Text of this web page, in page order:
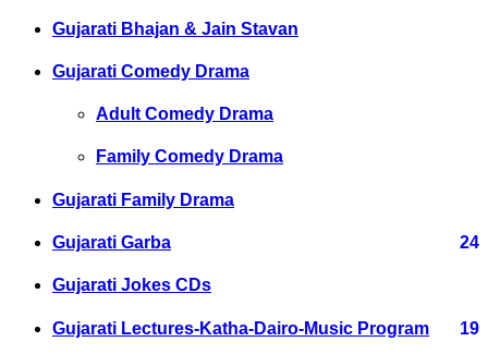
Gujarati Bhajan & Jain Stavan
Gujarati Comedy Drama
Adult Comedy Drama
Family Comedy Drama
Gujarati Family Drama
Gujarati Garba 24
Gujarati Jokes CDs
Gujarati Lectures-Katha-Dairo-Music Program 19